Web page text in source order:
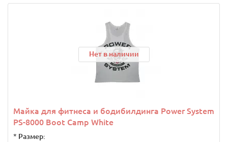
Нет в наличии
Майка для фитнеса и бодибилдинга Power System
PS-8000 Boot Camp White
* Размер: